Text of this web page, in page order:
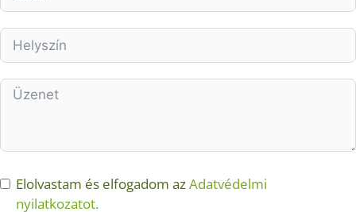
Elolvastam és elfogadom azAdatvédelmi
nyilatkozatot.